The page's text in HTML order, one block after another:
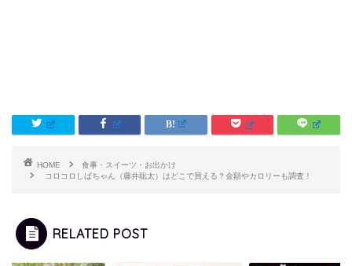
HOME
食事・スイーツ・お出かけ
コロコロしばちゃん（藤井聡太）はどこで買える？金額やカロリーも調査！
RELATED POST